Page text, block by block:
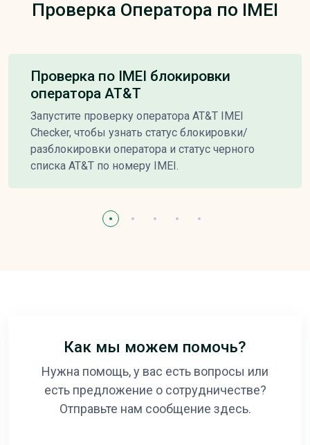
Проверка Оператора по IMEI
Проверка по IMEI блокировки
оператора AT&T
Запустите проверку оператора AT&T IMEI
Checker, чтобы узнать статус блокировки/
разблокировки оператора и статус черного
списка AT&T по номеру IMEI.
Как мы можем помочь?
Нужна помощь, у вас есть вопросы или
есть предложение о сотрудничестве?
Отправьте нам сообщение здесь.